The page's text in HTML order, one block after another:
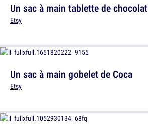
Un sac à main gobelet de Coca
Etsy
Un sac à main tablette de chocolat
Etsy